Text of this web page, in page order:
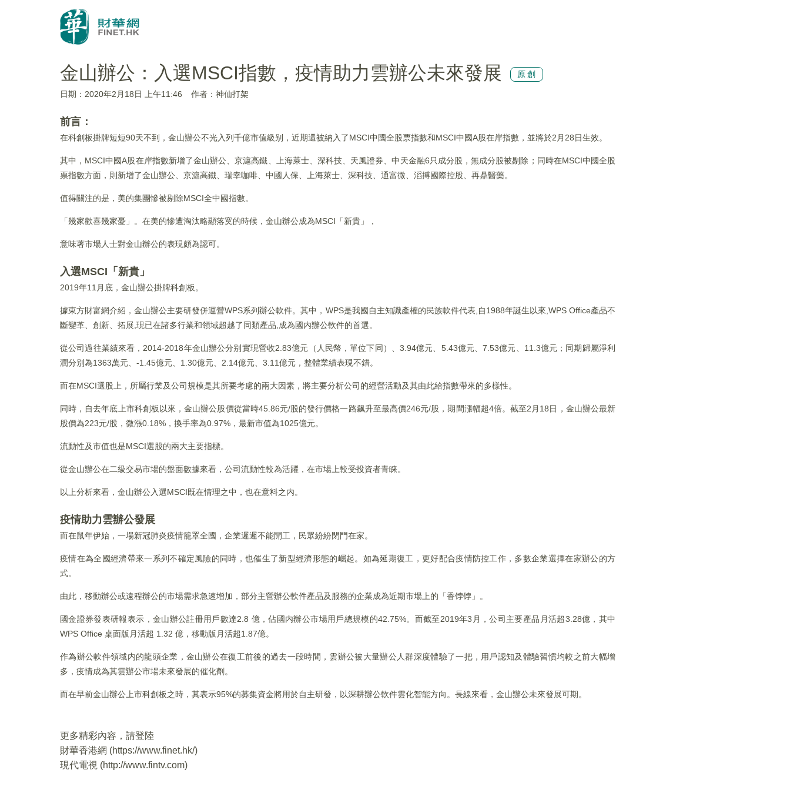
金山辦公：入選MSCI指數，疫情助力雲辦公未來發展 原創
日期：2020年2月18日 上午11:46 作者：神仙打架
前言：
在科創板掛牌短短90天不到，金山辦公不光入列千億市值級别，近期還被納入了MSCI中國全股票指數和MSCI中國A股在岸指數，並將於2月28日生效。
其中，MSCI中國A股在岸指數新增了金山辦公、京滬高鐵、上海萊士、深科技、天風證券、中天金融6只成分股，無成分股被剔除；同時在MSCI中國全股
票指數方面，則新增了金山辦公、京滬高鐵、瑞幸咖啡、中國人保、上海萊士、深科技、通富微、滔搏國際控股、再鼎醫藥。
值得關注的是，美的集團慘被剔除MSCI全中國指數。
「幾家歡喜幾家憂」。在美的慘遭淘汰略顯落寞的時候，金山辦公成為MSCI「新貴」，
意味著市場人士對金山辦公的表現頗為認可。
入選MSCI「新貴」
2019年11月底，金山辦公掛牌科創板。
據東方財富網介紹，金山辦公主要研發併運營WPS系列辦公軟件。其中，WPS是我國自主知識產權的民族軟件代表,自1988年誕生以來,WPS Office產品不
斷變革、創新、拓展,現已在諸多行業和領域超越了同類產品,成為國内辦公軟件的首選。
從公司過往業績來看，2014-2018年金山辦公分别實現營收2.83億元（人民幣，單位下同）、3.94億元、5.43億元、7.53億元、11.3億元；同期歸屬淨利
潤分别為1363萬元、-1.45億元、1.30億元、2.14億元、3.11億元，整體業績表現不錯。
而在MSCI選股上，所屬行業及公司規模是其所要考慮的兩大因素，將主要分析公司的經營活動及其由此給指數帶來的多樣性。
同時，自去年底上市科創板以來，金山辦公股價從當時45.86元/股的發行價格一路飙升至最高價246元/股，期間漲幅超4倍。截至2月18日，金山辦公最新
股價為223元/股，微漲0.18%，換手率為0.97%，最新市值為1025億元。
流動性及市值也是MSCI選股的兩大主要指標。
從金山辦公在二級交易市場的盤面數據來看，公司流動性較為活躍，在市場上較受投資者青睐。
以上分析來看，金山辦公入選MSCI既在情理之中，也在意料之内。
疫情助力雲辦公發展
而在鼠年伊始，一場新冠肺炎疫情籠罩全國，企業遲遲不能開工，民眾紛紛閉門在家。
疫情在為全國經濟帶來一系列不確定風險的同時，也催生了新型經濟形態的崛起。如為延期復工，更好配合疫情防控工作，多數企業選擇在家辦公的方
式。
由此，移動辦公或遠程辦公的市場需求急速增加，部分主營辦公軟件產品及服務的企業成為近期市場上的「香饽饽」。
國金證券發表研報表示，金山辦公註冊用戶數達2.8 億，佔國内辦公市場用戶總規模的42.75%。而截至2019年3月，公司主要產品月活超3.28億，其中
WPS Office 桌面版月活超 1.32 億，移動版月活超1.87億。
作為辦公軟件領域内的龍頭企業，金山辦公在復工前後的過去一段時間，雲辦公被大量辦公人群深度體驗了一把，用戶認知及體驗習慣均較之前大幅增
多，疫情成為其雲辦公市場未來發展的催化劑。
而在早前金山辦公上市科創板之時，其表示95%的募集資金將用於自主研發，以深耕辦公軟件雲化智能方向。長線來看，金山辦公未來發展可期。
更多精彩內容，請登陸
財華香港網 (https://www.finet.hk/)
現代電視 (http://www.fintv.com)